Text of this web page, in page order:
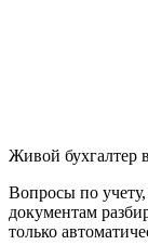
Живой бухгалтер
Вопросы по учету,
документам
только